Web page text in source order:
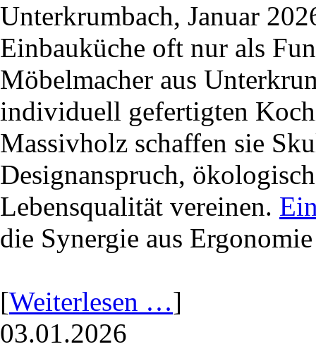
Unterkrumbach, Januar
Einbauküche oft nur als
Möbelmacher aus
individuell gefertigten
Massivholz schaffen sie
Designanspruch,
Lebensqualität vereinen.
die Synergie aus
[Weiterlesen …]
03.01.2026